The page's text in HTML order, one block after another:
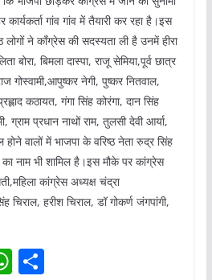
गांव गांव में तैयारी कर रहा है।इस
ने काँग्रेस की सदस्यता ली है उनमें हीरा
बोरा, बिमला दास्पा, राजू सेमिया,पूर्व छात्र
गोस्वामी,आपुष्कर नेगी, पुष्कर नितवाल,
कठायत, गंगा सिंह कोरंगा, दान सिंह
ग्राम प्रधान नाथों राम, तुलसी देवी आर्या,
वालों में भाजपा के वरिष्ठ नेता रुद्र सिंह
नाम भी शामिल है।इस मौके पर कांग्रेस
कांग्रेस अध्यक्ष चंद्रा
चिराल, हरीश चिराल, डॉ गोकर्ण जंगपांगी,
W S